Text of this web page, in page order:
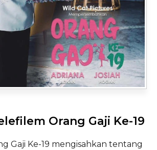
Orang Gaji Ke-19
Gaji Ke-19 mengisahkan tentang